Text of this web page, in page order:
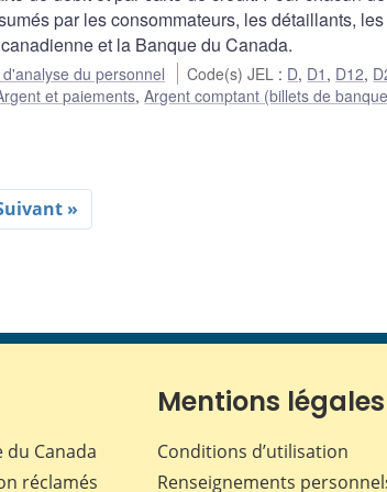
par les consommateurs, les détaillants, les
et la Banque du Canada.
du personnel Code(s) JEL : D, D1 , D12,
et paiements,Argent comptant (billets de
»
du Canada
réclamés
Mentions légales
Conditions d’utilisation
Renseignements